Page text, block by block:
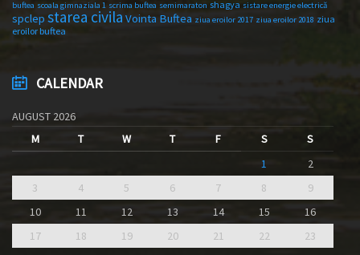
buftea scoala gimnaziala 1 scrima buftea semimaraton shagya sistare energie electrică
spclep starea civila Vointa Buftea ziua eroilor 2017 ziua eroilor 2018 ziua
eroilor buftea
CALENDAR
AUGUST 2026
M
T W T F S
S
1
2
3
4 5 6 7 8
9
10
11 12 13 14 15
16
17
18 19 20 21 22
23